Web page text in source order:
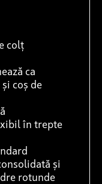
colț
ca
coș de
în trepte
și
rotunde